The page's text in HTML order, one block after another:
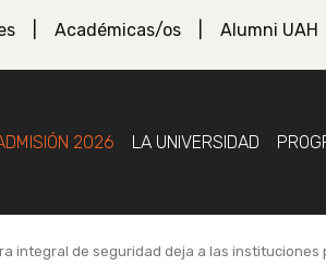
Académicas/os Alumni UAH
2026 LA UNIVERSIDAD
integral de seguridad deja a las